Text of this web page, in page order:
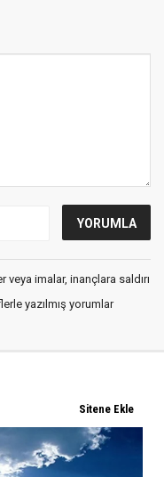
imalar, inançlara saldırı
yazılmış yorumlar